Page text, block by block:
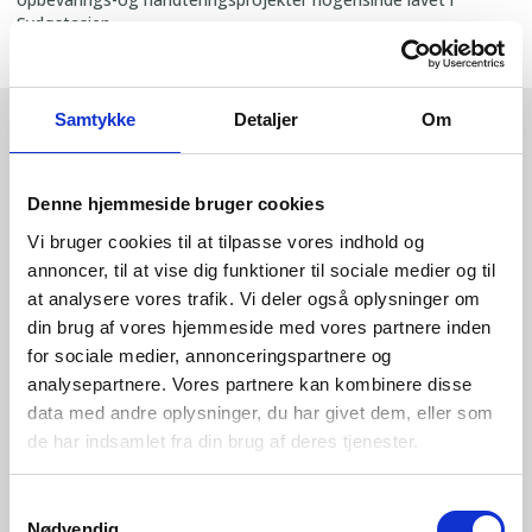
Samtykke Detaljer Om
Denne hjemmeside bruger cookies
Vi bruger cookies til at tilpasse vores indhold og
annoncer, til at vise dig funktioner til sociale medier og til
at analysere vores trafik. Vi deler også oplysninger om
din brug af vores hjemmeside med vores partnere inden
for sociale medier, annonceringspartnere og
analysepartnere. Vores partnere kan kombinere disse
data med andre oplysninger, du har givet dem, eller som
de har indsamlet fra din brug af deres tjenester.
Sydøstasien.
Forside>NYHEDER SKIOLD vinder tocifret million projekt
NYHEDER FRA SKIOLD
Bliv inspireret, udforsk de nyeste innovationer og historier fra
SKIOLD, og få input til dit næste projekt.
TILMELD DIG SKIOLDS NYHEDER HER